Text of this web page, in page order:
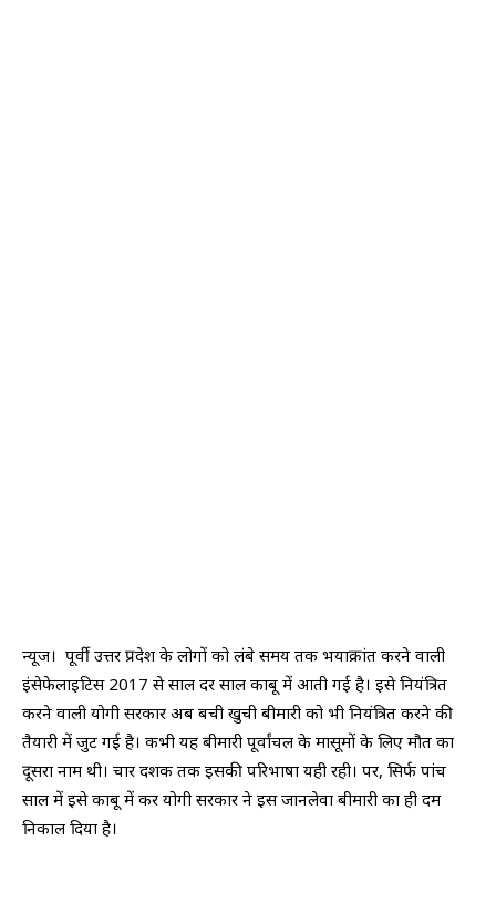
न्यूज। पूर्वी उत्तर प्रदेश के लोगों को लंबे समय तक भयाक्रांत करने वाली
इंसेफेलाइटिस 2017 से साल दर साल काबू में आती गई है। इसे नियंत्रित
करने वाली योगी सरकार अब बची खुची बीमारी को भी नियंत्रित करने की
तैयारी में जुट गई है। कभी यह बीमारी पूर्वांचल के मासूमों के लिए मौत का
दूसरा नाम थी। चार दशक तक इसकी परिभाषा यही रही। पर, सिर्फ पांच
साल में इसे काबू में कर योगी सरकार ने इस जानलेवा बीमारी का ही दम
निकाल दिया है।